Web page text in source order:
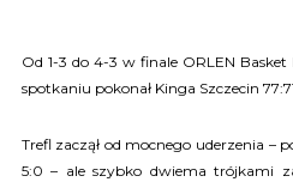
Od 1-3 do 4-3 w finale ORLEN
spotkaniu pokonał Kinga Szczecin
Trefl zaczął od mocnego uderzenia –
5:0 – ale szybko dwiema trójkami